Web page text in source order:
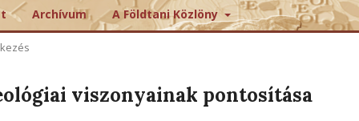
Archívum A Földtani Közlöny
viszonyainak pontosítása